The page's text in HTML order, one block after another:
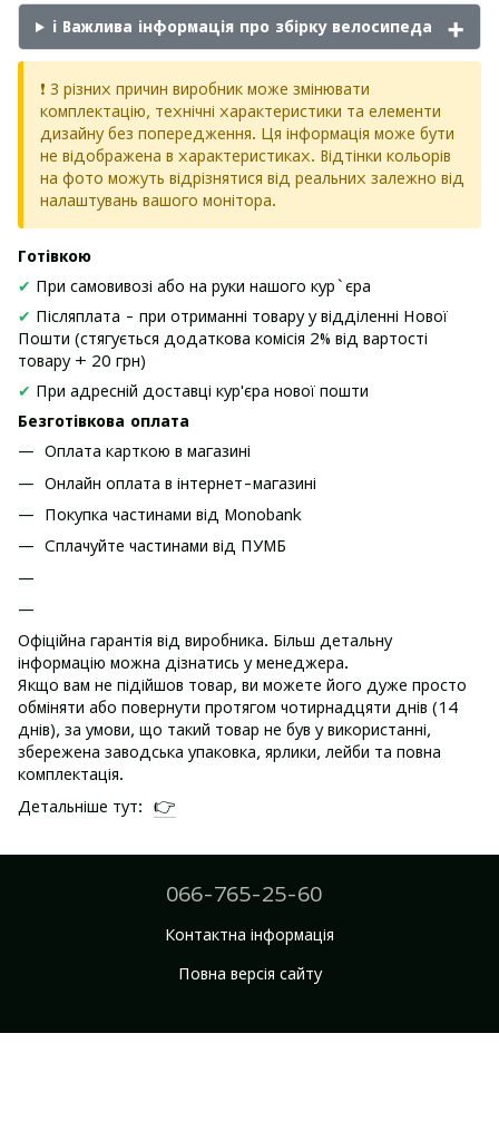
ℹ️ Важлива інформація про збірку велосипеда
❗ З різних причин виробник може змінювати
комплектацію, технічні характеристики та елементи
дизайну без попередження. Ця інформація може бути
не відображена в характеристиках. Відтінки кольорів
на фото можуть відрізнятися від реальних залежно від
налаштувань вашого монітора.
Готівкою
✔ При самовивозі або на руки нашого кур`єра
✔ Післяплата - при отриманні товару у відділенні Нової
Пошти (стягується додаткова комісія 2% від вартості
товару + 20 грн)
✔ При адресній доставці кур'єра нової пошти
Безготівкова оплата
Оплата карткою в магазині
Онлайн оплата в інтернет-магазині
Покупка частинами від Monobank
Сплачуйте частинами від ПУМБ
Офіційна гарантія від виробника. Більш детальну
інформацію можна дізнатись у менеджера.
Якщо вам не підійшов товар, ви можете його дуже просто
обміняти або повернути протягом чотирнадцяти днів (14
днів), за умови, що такий товар не був у використанні,
збережена заводська упаковка, ярлики, лейби та повна
комплектація.
Детальніше тут:
👉
066-765-25-60
Контактна інформація
Повна версія сайту